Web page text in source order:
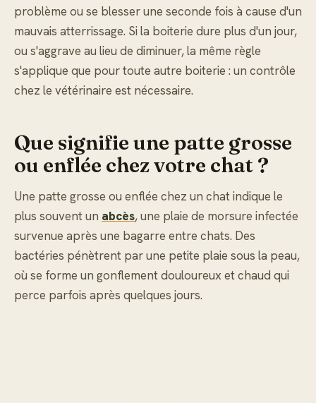
problème ou se blesser une seconde fois à cause d'un
mauvais atterrissage. Si la boiterie dure plus d'un jour,
ou s'aggrave au lieu de diminuer, la même règle
s'applique que pour toute autre boiterie : un contrôle
chez le vétérinaire est nécessaire.
Que signifie une patte grosse
ou enflée chez votre chat ?
Une patte grosse ou enflée chez un chat indique le
plus souvent un abcès, une plaie de morsure infectée
survenue après une bagarre entre chats. Des
bactéries pénètrent par une petite plaie sous la peau,
où se forme un gonflement douloureux et chaud qui
perce parfois après quelques jours.